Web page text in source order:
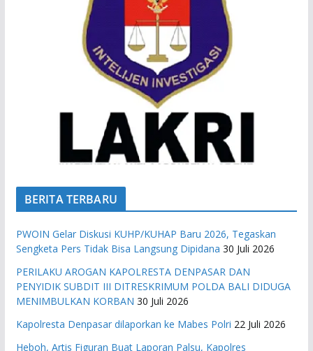
BERITA TERBARU
PWOIN Gelar Diskusi KUHP/KUHAP Baru 2026, Tegaskan
Sengketa Pers Tidak Bisa Langsung Dipidana 30 Juli 2026
PERILAKU AROGAN KAPOLRESTA DENPASAR DAN
PENYIDIK SUBDIT III DITRESKRIMUM POLDA BALI DIDUGA
MENIMBULKAN KORBAN 30 Juli 2026
Kapolresta Denpasar dilaporkan ke Mabes Polri 22 Juli 2026
Heboh, Artis Figuran Buat Laporan Palsu, Kapolres